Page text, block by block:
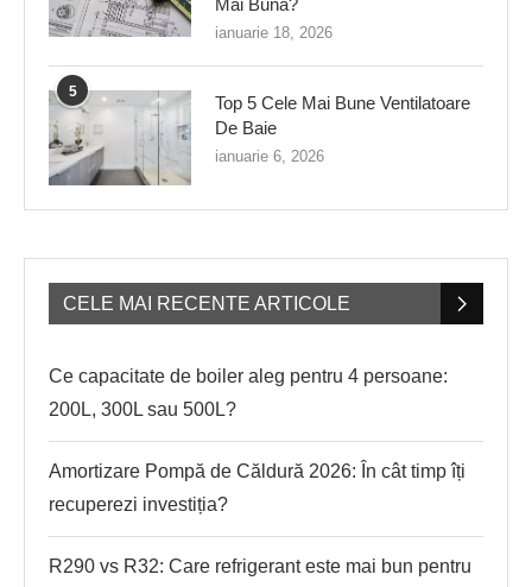
Mai Buna?
ianuarie 18, 2026
5
Top 5 Cele Mai Bune Ventilatoare
De Baie
ianuarie 6, 2026
CELE MAI RECENTE ARTICOLE
Ce capacitate de boiler aleg pentru 4 persoane:
200L, 300L sau 500L?
Amortizare Pompă de Căldură 2026: În cât timp îți
recuperezi investiția?
R290 vs R32: Care refrigerant este mai bun pentru